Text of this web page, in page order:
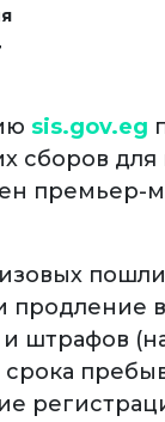
sis.gov.eg
сборов
премьер-
продление
штрафов